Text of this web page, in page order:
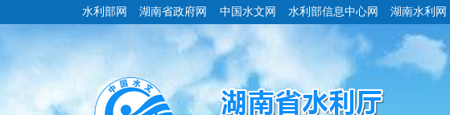
水利部网 湖南省政府网 中国水文网 水利部信息中心网 湖南水利网